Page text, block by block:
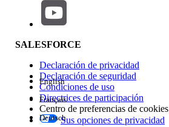
Repercusión de función
Edición
SALESFORCE
Declaración de privacidad
Declaración de seguridad
Condiciones de uso
Directrices de participación
Centro de preferencias de cookies
Sus opciones de privacidad
English
Français
Deutsch